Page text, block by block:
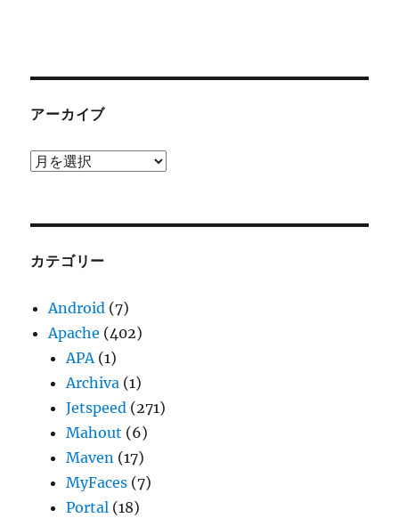
アーカイブ
ア
ブ
カテゴリー
Android (7)
Apache (402)
APA(1)
Archiva (1)
Jetspeed (271)
Mahout (6)
Maven (17)
MyFaces (7)
Portal (18)